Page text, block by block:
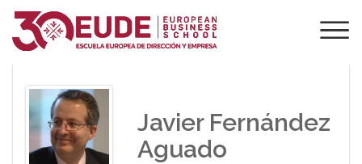
PONENTE DE EUDE
Javier Fernández
Aguado